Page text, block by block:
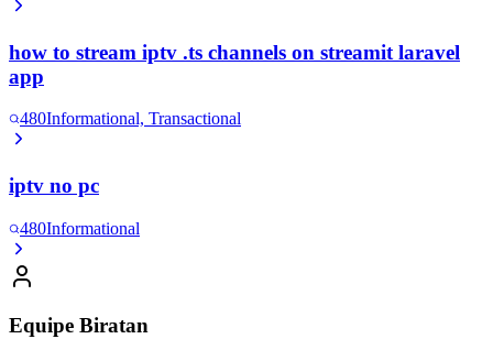
how to stream iptv .ts channels on streamit laravel
app
480Informational, Transactional
iptv no pc
480Informational
Equipe Biratan